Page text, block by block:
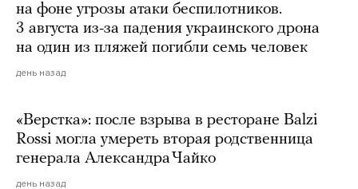
на фоне угрозы атаки беспилотников.
3 августа из-за падения украинского дрона
на один из пляжей погибли семь человек
день назад
«Верстка»: после взрыва в ресторане Balzi
Rossi могла умереть вторая родственница
генерала Александра Чайко
день назад